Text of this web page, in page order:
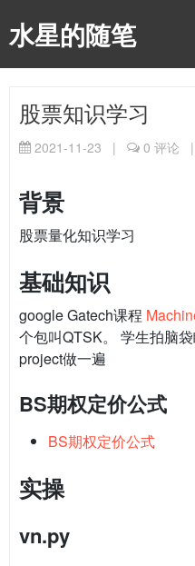
水星的随笔
股票知识学习
2021-11-23 | 0 评论 |
背景
股票量化知识学习
基础知识
google Gatech课程
个包叫QTSK。 学生拍脑
project做一遍
BS期权定价公式
BS期权定价公式
实操
vn.py